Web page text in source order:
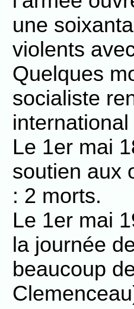
une
violents
Quelques
socialiste
Le 1er mai
soutien aux
: 2 morts.
Le 1er mai
la journée
beaucoup